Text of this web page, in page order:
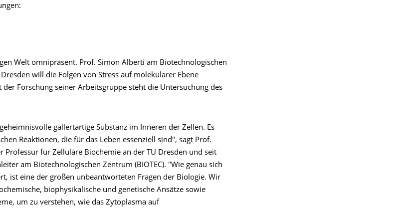
Welt omnipräsent. Prof. Simon Alberti am Biotechnologischen
Dresden will die Folgen von Stress auf molekularer Ebene
Forschung seiner Arbeitsgruppe steht die Untersuchung des
gallertartige Substanz im Inneren der Zellen. Es
Reaktionen, die für das Leben essenziell sind", sagt Prof.
Professur für Zelluläre Biochemie an der TU Dresden und seit
am Biotechnologischen Zentrum (BIOTEC). "Wie genau sich
ist eine der großen unbeantworteten Fragen der Biologie. Wir
biophysikalische und genetische Ansätze sowie
um zu verstehen, wie das Zytoplasma auf